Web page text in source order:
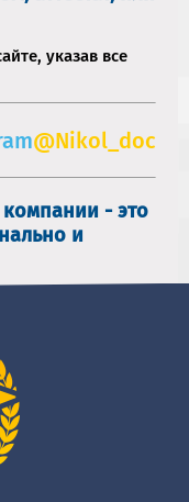
указав все
@Nikol_doc
- это
и